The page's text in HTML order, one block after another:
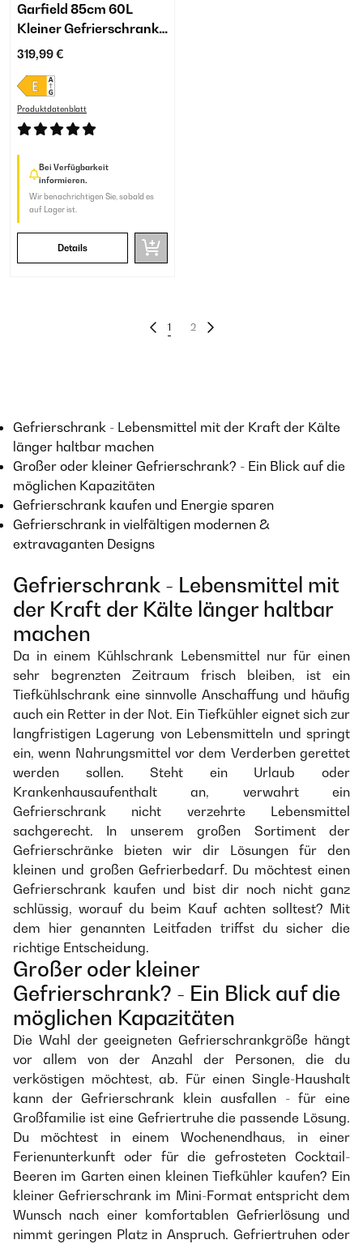
Garfield 85cm 60L
Kleiner Gefrierschrank
Silber
319,99 €
Produktdatenblatt
Bei Verfügbarkeit
informieren.
Wir benachrichtigen Sie, sobald es
auf Lager ist.
Details
1 2
Gefrierschrank - Lebensmittel mit der Kraft der Kälte
länger haltbar machen
Großer oder kleiner Gefrierschrank? - Ein Blick auf die
möglichen Kapazitäten
Gefrierschrank kaufen und Energie sparen
Gefrierschrank in vielfältigen modernen &
extravaganten Designs
Gefrierschrank - Lebensmittel mit
der Kraft der Kälte länger haltbar
machen
Da in einem Kühlschrank Lebensmittel nur für einen
sehr begrenzten Zeitraum frisch bleiben, ist ein
Tiefkühlschrank eine sinnvolle Anschaffung und häufig
auch ein Retter in der Not. Ein Tiefkühler eignet sich zur
langfristigen Lagerung von Lebensmitteln und springt
ein, wenn Nahrungsmittel vor dem Verderben gerettet
werden sollen. Steht ein Urlaub oder
Krankenhausaufenthalt an, verwahrt ein
Gefrierschrank nicht verzehrte Lebensmittel
sachgerecht. In unserem großen Sortiment der
Gefrierschränke bieten wir dir Lösungen für den
kleinen und großen Gefrierbedarf. Du möchtest einen
Gefrierschrank kaufen und bist dir noch nicht ganz
schlüssig, worauf du beim Kauf achten solltest? Mit
dem hier genannten Leitfaden triffst du sicher die
richtige Entscheidung.
Großer oder kleiner
Gefrierschrank? - Ein Blick auf die
möglichen Kapazitäten
Die Wahl der geeigneten Gefrierschrankgröße hängt
vor allem von der Anzahl der Personen, die du
verköstigen möchtest, ab. Für einen Single-Haushalt
kann der Gefrierschrank klein ausfallen - für eine
Großfamilie ist eine Gefriertruhe die passende Lösung.
Du möchtest in einem Wochenendhaus, in einer
Ferienunterkunft oder für die gefrosteten Cocktail-
Beeren im Garten einen kleinen Tiefkühler kaufen? Ein
kleiner Gefrierschrank im Mini-Format entspricht dem
Wunsch nach einer komfortablen Gefrierlösung und
nimmt geringen Platz in Anspruch. Gefriertruhen oder